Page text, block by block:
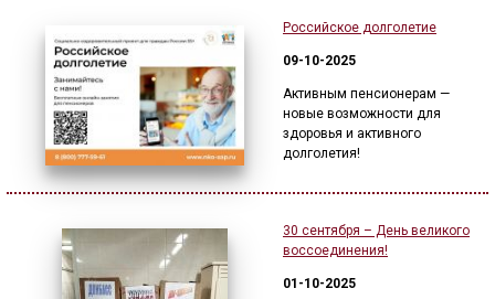
Российское долголетие
09-10-2025
Активным пенсионерам —
новые возможности для
здоровья и активного
долголетия!
30 сентября – День великого
воссоединения!
01-10-2025